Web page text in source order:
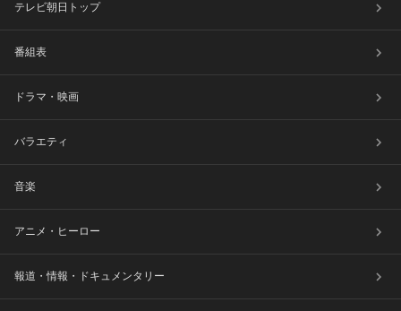
テレビ朝日トップ
番組表
ドラマ・映画
バラエティ
音楽
アニメ・ヒーロー
報道・情報・ドキュメンタリー